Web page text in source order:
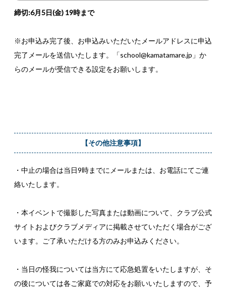
締切:6月5日(金) 19時まで
※お申込み完了後、お申込みいただいたメールアドレスに申込
完了メールを送信いたします。「school@kamatamare.jp」か
らのメールが受信できる設定をお願いします。
【その他注意事項】
・中止の場合は当日9時までにメールまたは、お電話にてご連
絡いたします。
・本イベントで撮影した写真または動画について、クラブ公式
サイトおよびクラブメディアに掲載させていただく場合がござ
います。ご了承いただける方のみお申込みください。
・当日の怪我については当方にて応急処置をいたしますが、そ
の後については各ご家庭での対応をお願いいたしますので、予